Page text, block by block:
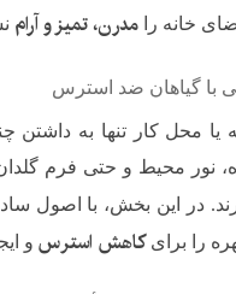
خانه را مدرن، تمیز و آرام
یا محل کار تنها به داشتن
نور محیط و حتی فرم
در این بخش، با اصول
را برایکاهش استرسو